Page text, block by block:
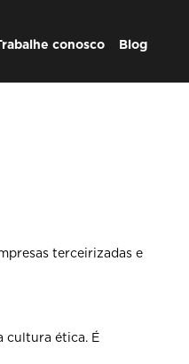
conosco Blog
terceirizadas e
cultura ética. É